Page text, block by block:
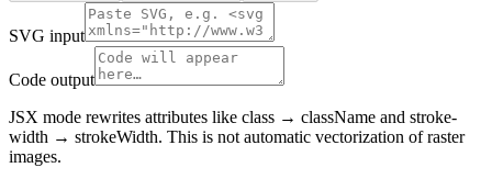
SVG input
Code output
JSX mode rewrites attributes like class → className and stroke-
width → strokeWidth. This is not automatic vectorization of raster
images.